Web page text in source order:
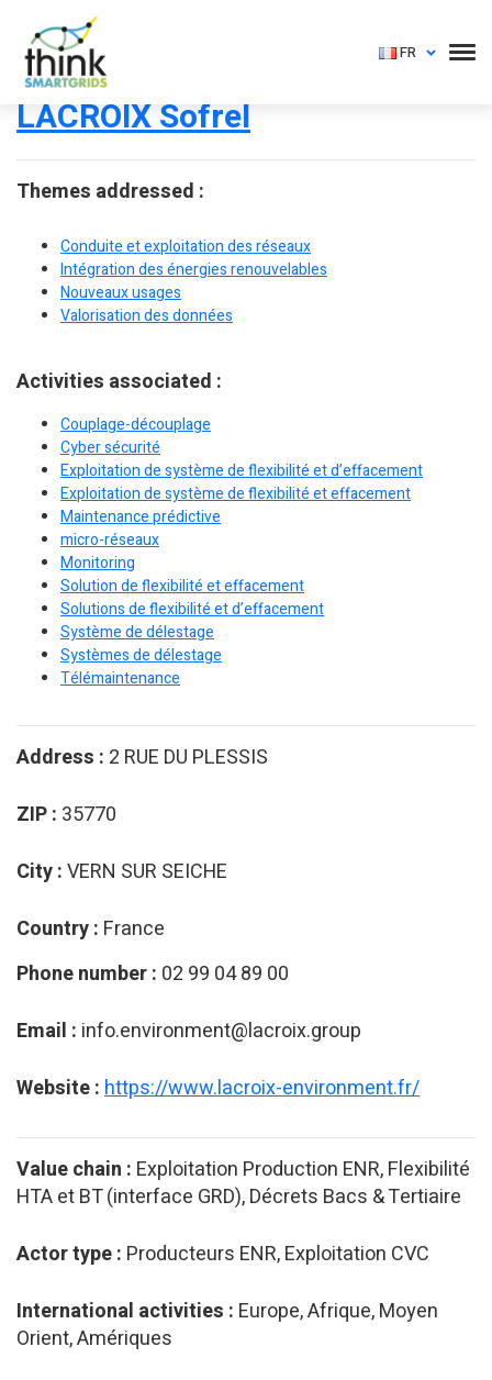
FR
LACROIX Sofrel
Themes addressed :
Conduite et exploitation des réseaux
Intégration des énergies renouvelables
Nouveaux usages
Valorisation des données
Activities associated :
Couplage-découplage
Cyber sécurité
Exploitation de système de flexibilité et d’effacement
Exploitation de système de flexibilité et effacement
Maintenance prédictive
micro-réseaux
Monitoring
Solution de flexibilité et effacement
Solutions de flexibilité et d’effacement
Système de délestage
Systèmes de délestage
Télémaintenance
Address : 2 RUE DU PLESSIS
ZIP : 35770
City :VERN SUR SEICHE
Country : France
Phone number : 02 99 04 89 00
Email : info.environment@lacroix.group
Website :https://www.lacroix-environment.fr/
Value chain : Exploitation Production ENR, Flexibilité
HTA et BT (interface GRD), Décrets Bacs & Tertiaire
Actor type : Producteurs ENR, Exploitation CVC
International activities : Europe, Afrique, Moyen
Orient, Amériques